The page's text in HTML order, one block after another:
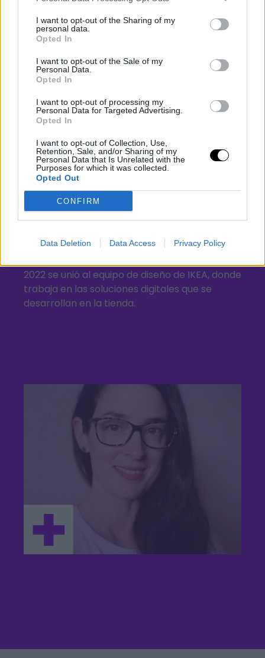
I want to opt-out of the Sharing of my
personal data.
Opted In
I want to opt-out of the Sale of my
Personal Data.
Opted In
I want to opt-out of processing my
Personal Data for Targeted Advertising.
Opted In
I want to opt-out of Collection, Use,
Retention, Sale, and/or Sharing of my
Personal Data that Is Unrelated with the
Purposes for which it was collected.
Opted Out
CONFIRM
Data Deletion Data Access Privacy Policy
productos en sectores muy diversos; desde
iluminación para oficinas hasta equipamiento
máquina herramienta o mobiliario urbano.
Durante esos años, desarrolló un creciente
interés por desafíos más estratégicos en las
organizaciones, lo que a llevó a especializarse
en metodologías de innovación centrada en el
usuario y en diseño de servicios.
Desde entonces, su trabajo giró en torno a
proyectos estratégicos en compañías de
sectores como la automoción, la electrónica
impartió formación en Design Thinking y en
2022 se unió al equipo de diseño de IKEA, donde
trabaja en las soluciones digitales que se
desarrollan en la tienda.